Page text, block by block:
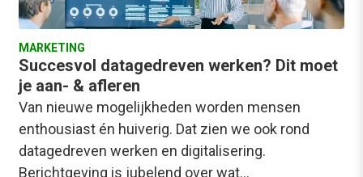
MARKETING
Succesvol datagedreven werken? Dit moet
je aan- & afleren
Van nieuwe mogelijkheden worden mensen
enthousiast én huiverig. Dat zien we ook rond
datagedreven werken en digitalisering.
Berichtgeving is jubelend over wat…